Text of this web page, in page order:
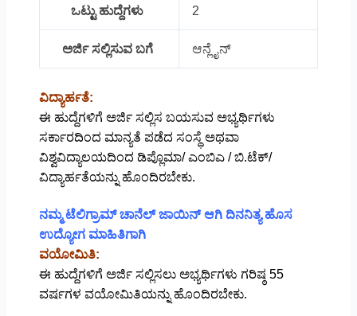
ಒಟ್ಟು ಹುದ್ದೆಗಳು 2
ಅರ್ಜಿ ಸಲ್ಲಿಸುವ ಬಗೆ ಆನ್ಲೈನ್
ವಿದ್ಯಾರ್ಹತೆ:
ಈ ಹುದ್ದೆಗಳಿಗೆ ಅರ್ಜಿ ಸಲ್ಲಿಸ ಬಯಸುವ ಅಭ್ಯರ್ಥಿಗಳು
ಸರ್ಕಾರದಿಂದ ಮಾನ್ಯತೆ ಪಡೆದ ಸಂಸ್ಥೆ ಅಥವಾ
ವಿಶ್ವವಿದ್ಯಾಲಯದಿಂದ ಡಿಪ್ಲೊಮಾ/ ಎಂಬಿಎ / ಬಿ.ಟೆಕ್/
ವಿದ್ಯಾರ್ಹತೆಯನ್ನು ಹೊಂದಿರಬೇಕು.
ನಮ್ಮ ಟೆಲಿಗ್ರಾಮ್ ಚಾನೆಲ್ ಜಾಯಿನ್ ಆಗಿ ದಿನನಿತ್ಯ ಹೊಸ
ಉದ್ಯೋಗ ಮಾಹಿತಿಗಾಗಿ
ವಯೋಮಿತಿ:
ಈ ಹುದ್ದೆಗಳಿಗೆ ಅರ್ಜಿ ಸಲ್ಲಿಸಲು ಅಭ್ಯರ್ಥಿಗಳು ಗರಿಷ್ಠ 55
ವರ್ಷಗಳ ವಯೋಮಿತಿಯನ್ನು ಹೊಂದಿರಬೇಕು.